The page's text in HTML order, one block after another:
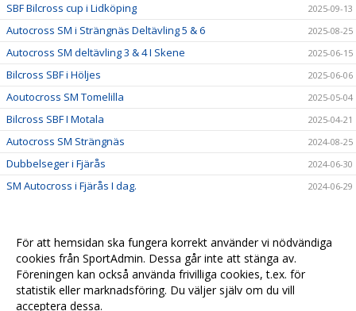
SBF Bilcross cup i Lidköping 2025-09-13
Autocross SM i Strängnäs Deltävling 5 & 6 2025-08-25
Autocross SM deltävling 3 & 4 I Skene 2025-06-15
Bilcross SBF i Höljes 2025-06-06
Aoutocross SM Tomelilla 2025-05-04
Bilcross SBF I Motala 2025-04-21
Autocross SM Strängnäs 2024-08-25
Dubbelseger i Fjärås 2024-06-30
SM Autocross i Fjärås I dag. 2024-06-29
För att hemsidan ska fungera korrekt använder vi nödvändiga
cookies från SportAdmin. Dessa går inte att stänga av.
Föreningen kan också använda frivilliga cookies, t.ex. för
statistik eller marknadsföring. Du väljer själv om du vill
acceptera dessa.